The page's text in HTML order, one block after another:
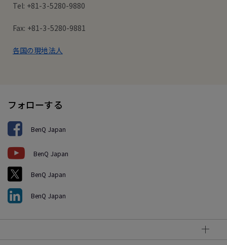
Tel: +81-3-5280-9880
Fax: +81-3-5280-9881
各国の現地法人
フォローする
BenQ Japan
BenQ Japan
BenQ Japan
BenQ Japan